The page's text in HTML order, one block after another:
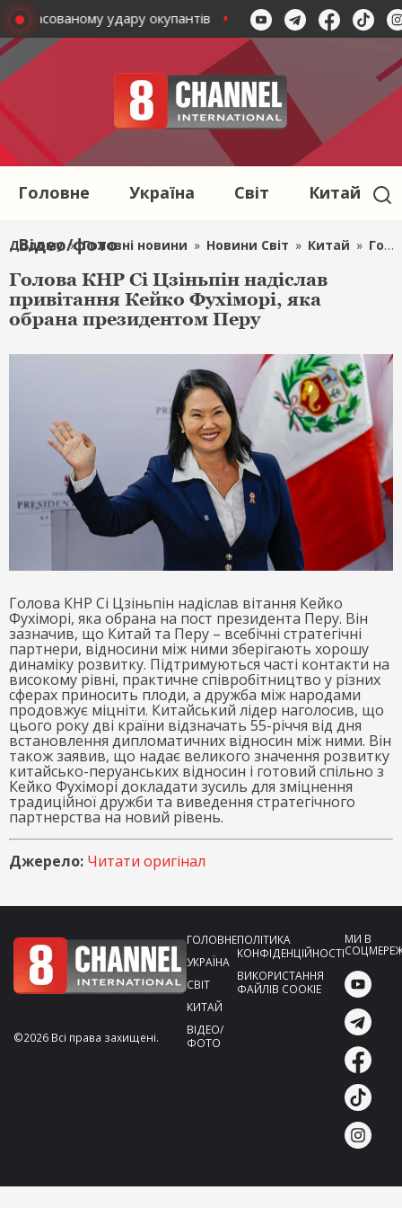
масованому удару окупантів Суми стали мішенню
Головне Україна Світ Китай
Відео/фото
Додому » Головні новини » Новини Світ » Китай » Голова КНР Сі Цзіньпін надіслав привітання Кейко Фухіморі, яка обрана президентом Перу
Голова КНР Сі Цзіньпін надіслав
привітання Кейко Фухіморі, яка
обрана президентом Перу
Голова КНР Сі Цзіньпін надіслав вітання Кейко
Фухіморі, яка обрана на пост президента Перу. Він
зазначив, що Китай та Перу – всебічні стратегічні
партнери, відносини між ними зберігають хорошу
динаміку розвитку. Підтримуються часті контакти на
високому рівні, практичне співробітництво у різних
сферах приносить плоди, а дружба між народами
продовжує міцніти. Китайський лідер наголосив, що
цього року дві країни відзначать 55-річчя від дня
встановлення дипломатичних відносин між ними. Він
також заявив, що надає великого значення розвитку
китайсько-перуанських відносин і готовий спільно з
Кейко Фухіморі докладати зусиль для зміцнення
традиційної дружби та виведення стратегічного
партнерства на новий рівень.
Джерело: Читати оригінал
©2026 Всі права захищені.
ГОЛОВНЕ
УКРАЇНА
СВІТ
КИТАЙ
ВІДЕО/
ФОТО
ПОЛІТИКА
КОНФІДЕНЦІЙНОСТІ
ВИКОРИСТАННЯ
ФАЙЛІВ COOKIE
МИ В